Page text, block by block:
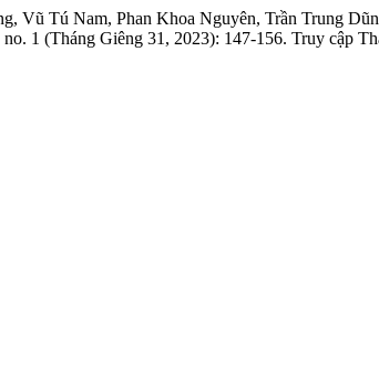
Vũ Tú Nam, Phan Khoa Nguyên, Trần Trung
no. 1 (Tháng Giêng 31, 2023): 147-156. Truy cập